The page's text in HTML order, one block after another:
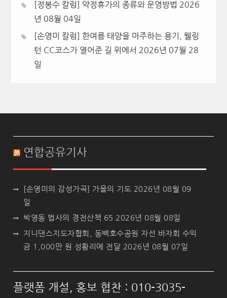
[정봉수 칼럼] 약정휴가의 종류와 운영방법 2026
년 08월 04일
[손영미 칼럼] 한여름 태양을 마주하는 용기, 웰링
턴 CC코스가 열어준 길 위에서 2026년 07월 28
일
연합공유기사
[손영미의 감성가곡] 가을의 기도 2026년 08월 09
일
박영동 법사의 경전산책 65 2026년 08월 08일
지니댄스지도자협회, 동백호수공원 자선 바자회 수익
금 1,000만 원 성황리에 전달 2026년 08월 07일
플랫폼 개설, 홍보 협찬 : 010-3035-